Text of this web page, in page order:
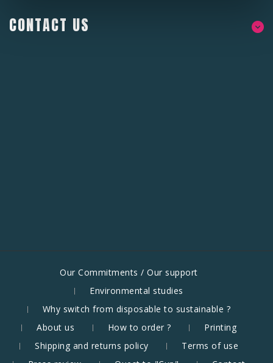
CONTACT US
Our Commitments / Our support
Environmental studies
Why switch from disposable to sustainable ?
About us
How to order ?
Printing
Shipping and returns policy
Terms of use